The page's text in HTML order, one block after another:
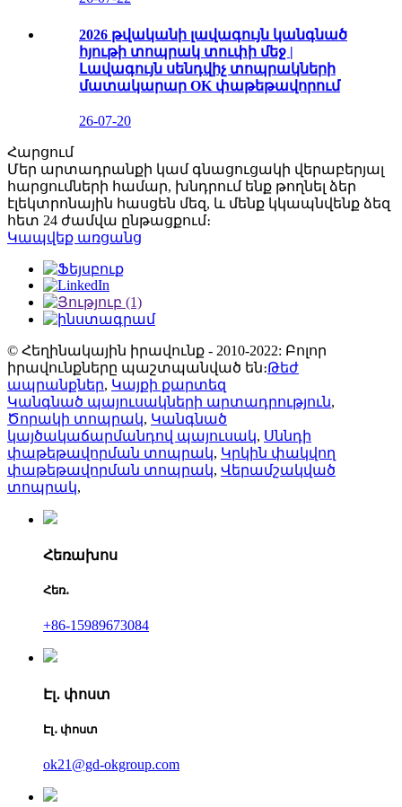
2026 թվականի լավագույն կանգնած
հյութի տոպրակ տուփի մեջ |
Լավագույն սենդվիչ տոպրակների
մատակարար OK փաթեթավորում
26-07-20
Հարցում
Մեր արտադրանքի կամ գնացուցակի վերաբերյալ
հարցումների համար, խնդրում ենք թողնել ձեր
էլեկտրոնային հասցեն մեզ, և մենք կկապնվենք ձեզ
հետ 24 ժամվա ընթացքում։
Կապվեք առցանց
© Հեղինակային իրավունք - 2010-2022: Բոլոր
իրավունքները պաշտպանված են։Թեժ
ապրանքներ, Կայքի քարտեզ
Կանգնած պայուսակների արտադրություն,
Ծորակի տոպրակ, Կանգնած
կայծակաճարմանդով պայուսակ, Սննդի
փաթեթավորման տոպրակ, Կրկին փակվող
փաթեթավորման տոպրակ, Վերամշակված
տոպրակ,
Հեռախոս
Հեռ․
+86-15989673084
Էլ․ փոստ
Էլ․ փոստ
ok21@gd-okgroup.com